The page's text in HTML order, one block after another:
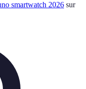
smartwatch 2026 sur